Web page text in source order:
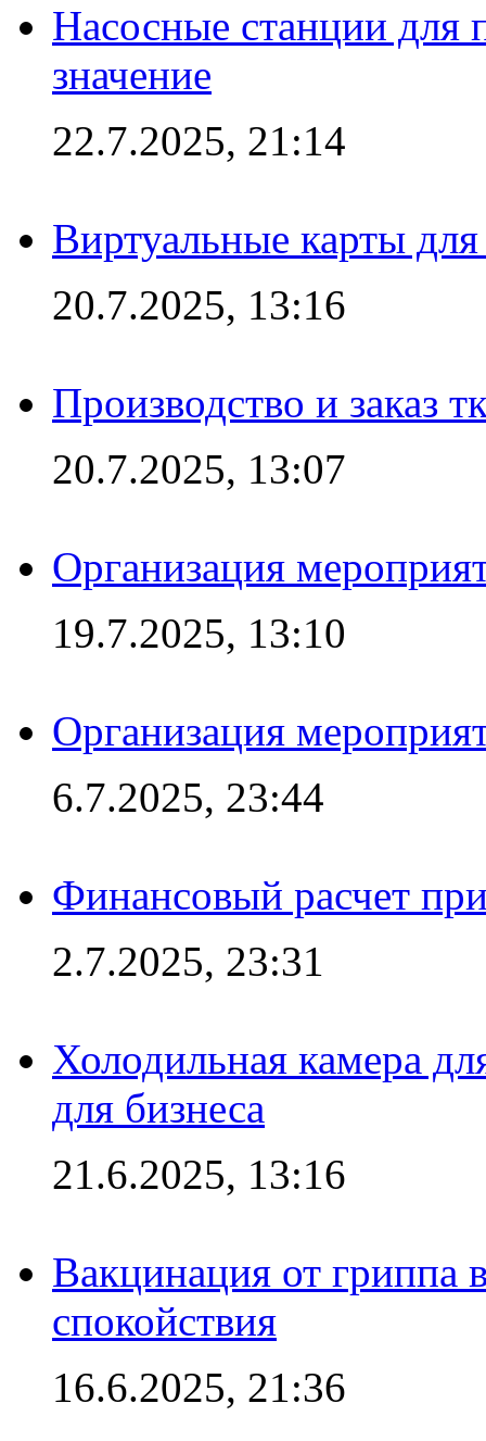
Насосные станции для
значение
22.7.2025, 21:14
Виртуальные карты
20.7.2025, 13:16
Производство и заказ
20.7.2025, 13:07
Организация
19.7.2025, 13:10
Организация
6.7.2025, 23:44
Финансовый расчет
2.7.2025, 23:31
Холодильная камера
для бизнеса
21.6.2025, 13:16
Вакцинация от гриппа
спокойствия
16.6.2025, 21:36